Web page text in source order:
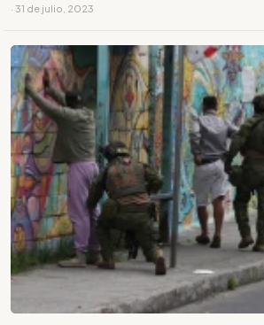
· 31 de julio, 2023